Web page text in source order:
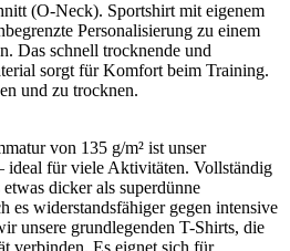
(O-Neck). Sportshirt mit eigenem
Personalisierung zu einem
Das schnell trocknende und
sorgt für Komfort beim Training.
und zu trocknen.
von 135 g/m² ist unser
ideal für viele Aktivitäten. Vollständig
dicker als superdünne
es widerstandsfähiger gegen intensive
unsere grundlegenden T-Shirts, die